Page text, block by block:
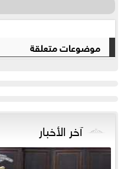
موضوعات متعلقة
آخر الأخبار